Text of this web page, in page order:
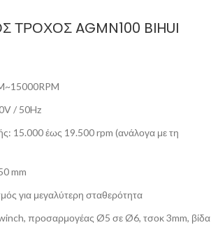
ΤΡΟΧΌΣ AGMN100 BIHUI
/ 50Hz
15.000 έως 19.500 rpm (ανάλογα με τη
mm
για μεγαλύτερη σταθερότητα
προσαρμογέας Ø5 σε Ø6, τσοκ 3mm, βίδα